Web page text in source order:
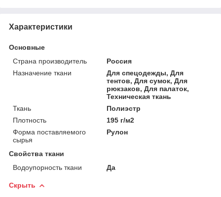
Характеристики
Основные
Страна производитель
Россия
Назначение ткани
Для спецодежды, Для
тентов, Для сумок, Для
рюкзаков, Для палаток,
Техническая ткань
Ткань
Полиэстр
Плотность
195 г/м2
Форма поставляемого
сырья
Рулон
Свойства ткани
Водоупорность ткани
Да
Скрыть